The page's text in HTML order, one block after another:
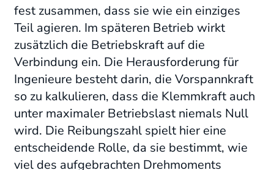
fest zusammen, dass sie wie ein einziges
Teil agieren. Im späteren Betrieb wirkt
zusätzlich die Betriebskraft auf die
Verbindung ein. Die Herausforderung für
Ingenieure besteht darin, die Vorspannkraft
so zu kalkulieren, dass die Klemmkraft auch
unter maximaler Betriebslast niemals Null
wird. Die Reibungszahl spielt hier eine
entscheidende Rolle, da sie bestimmt, wie
viel des aufgebrachten Drehmoments